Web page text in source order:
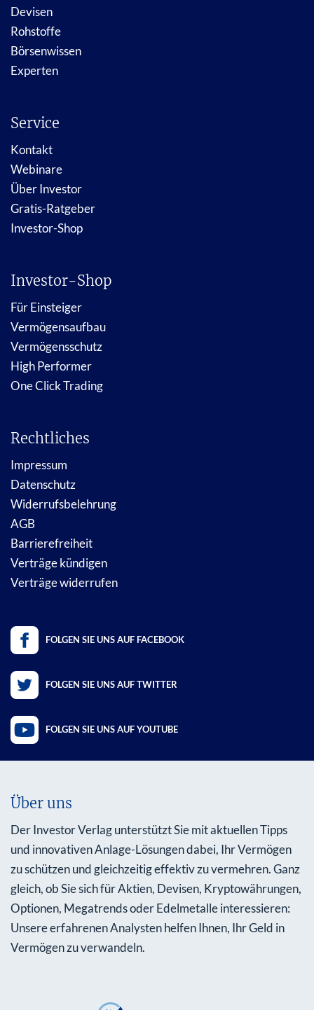
Devisen
Rohstoffe
Börsenwissen
Experten
Service
Kontakt
Webinare
Über Investor
Gratis-Ratgeber
Investor-Shop
Investor-Shop
Für Einsteiger
Vermögensaufbau
Vermögensschutz
High Performer
One Click Trading
Rechtliches
Impressum
Datenschutz
Widerrufsbelehrung
AGB
Barrierefreiheit
Verträge kündigen
Verträge widerrufen
FOLGEN SIE UNS AUF FACEBOOK
FOLGEN SIE UNS AUF TWITTER
FOLGEN SIE UNS AUF YOUTUBE
Über uns
Der Investor Verlag unterstützt Sie mit aktuellen Tipps
und innovativen Anlage-Lösungen dabei, Ihr Vermögen
zu schützen und gleichzeitig effektiv zu vermehren. Ganz
gleich, ob Sie sich für Aktien, Devisen, Kryptowährungen,
Optionen, Megatrends oder Edelmetalle interessieren:
Unsere erfahrenen Analysten helfen Ihnen, Ihr Geld in
Vermögen zu verwandeln.